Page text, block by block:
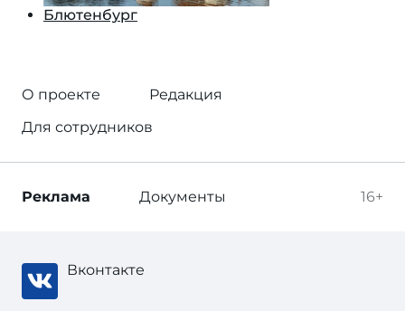
Блютенбург
О проекте
Редакция
Для сотрудников
16+
Реклама Документы
Вконтакте